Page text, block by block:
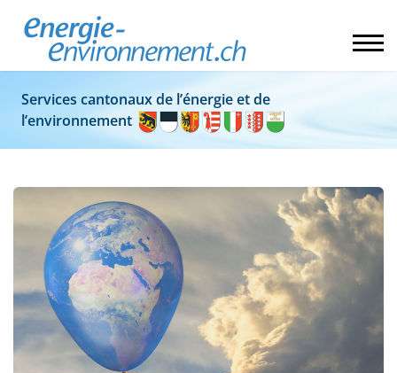
Services cantonaux de l’énergie et de
l’environnement